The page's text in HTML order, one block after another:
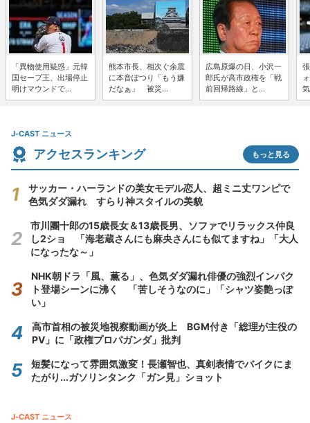
「異物使用疑惑」元韓
国セーブ王、出場停止
明けマウンドで...
熊本市長、相次ぐ余震
に本音ぽつり「もう嫌
だなぁ」 被災...
広島原爆の日、小沢一
郎氏が高市政権を「戦
前回帰路線」と...
J-CAST ニュース
アクセスランキング もっと見る
サッカー・ハーランドの美女モデル恋人、超ミニ丈ワンピで
色気ダダ漏れ すらり神スタイルの美貌
市川團十郎の15歳長女＆13歳長男、ソファでリラックス仲良
し2ショ 「海老蔵さんにも麻央さんにも似てますね」「大人
になったな～」
NHK朝ドラ「風、薫る」、色気ダダ漏れ俳優の強烈インパク
ト登場シーンに沸く 「苦しそうなのに」「シャツ姿艶っぽ
い」
高市首相の被災地視察動画が炎上 BGM付き「総理が主役の
PV」に「政権プロパガンダ」批判
短髪になって雰囲気激変！長瀬智也、真剣表情でバイクにま
たがり...ガソリンタンク「ガン見」ショット
J-CAST ニュース